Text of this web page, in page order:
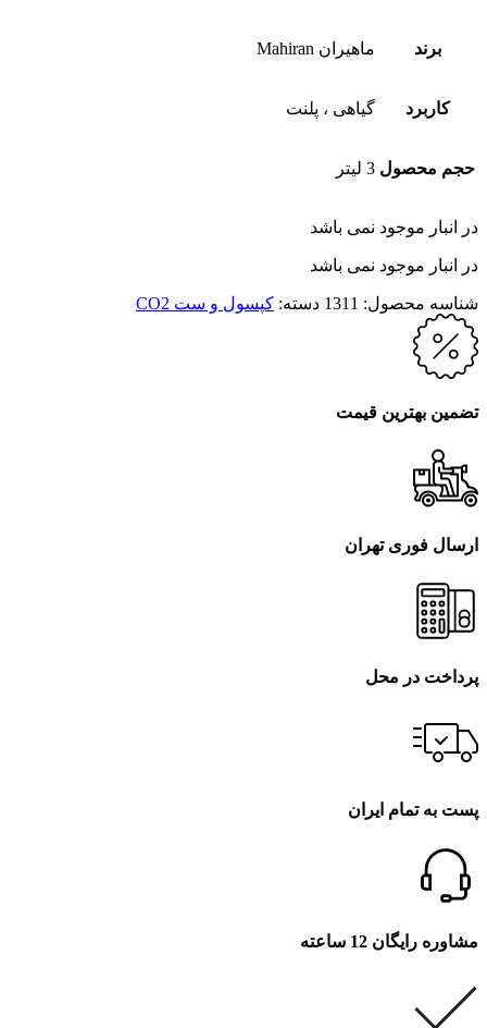
برند ماهیران Mahiran
کاربرد گیاهی ، پلنت
حجم محصول 3 لیتر
در انبار موجود نمی باشد
در انبار موجود نمی باشد
شناسه محصول: 1311 دسته: کپسول و ست CO2
تضمین بهترین قیمت
ارسال فوری تهران
پرداخت در محل
پست به تمام ایران
مشاوره رایگان 12 ساعته